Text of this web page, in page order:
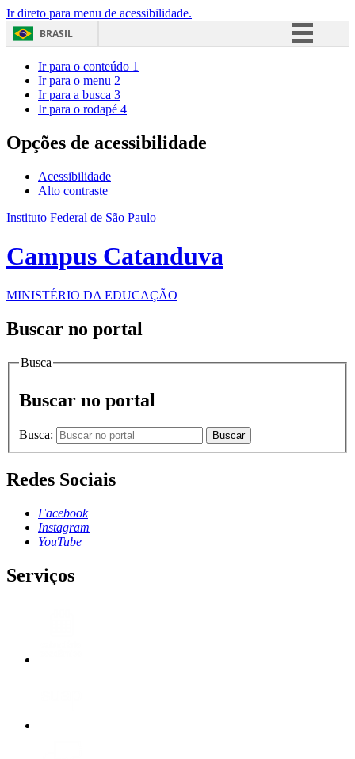
Ir direto para menu de acessibilidade.
BRASIL
Acesso à informação
Ir para o conteúdo 1
Ir para o menu 2
Ir para a busca 3
Ir para o rodapé 4
Opções de acessibilidade
Acessibilidade
Alto contraste
Instituto Federal de São Paulo
Campus Catanduva
MINISTÉRIO DA EDUCAÇÃO
Buscar no portal
Busca
Buscar no portal
Busca: Buscar
Redes Sociais
Facebook
Instagram
YouTube
Serviços